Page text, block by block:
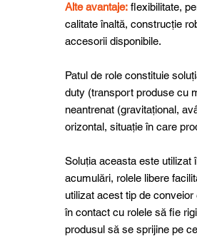
Alte avantaje: flexibilitate,
calitate înaltă, construcție
accesorii disponibile.
Patul de role constituie
duty (transport produse cu
neantrenat (gravitațional,
orizontal, situație în care
Soluția aceasta este utilizat
acumulări, rolele libere
utilizat acest tip de
în contact cu rolele să fie
produsul să se sprijine pe